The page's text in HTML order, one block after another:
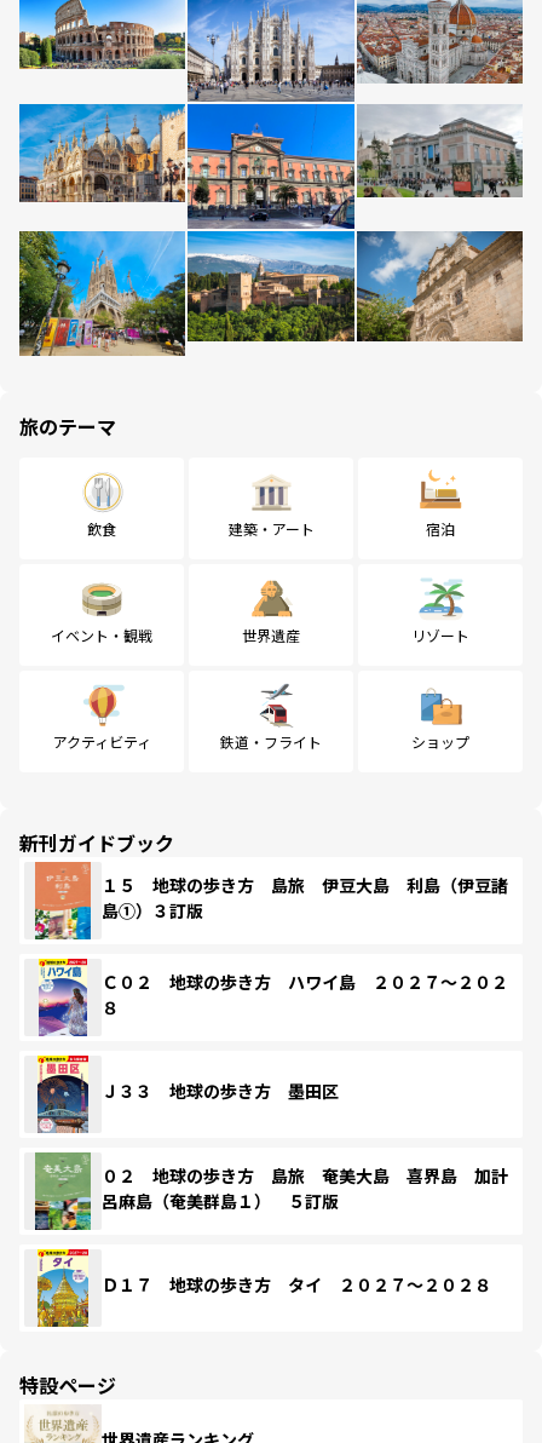
旅のテーマ
飲食 建築・アート 宿泊
イベント・観戦 世界遺産 リゾート
アクティビティ 鉄道・フライト ショップ
新刊ガイドブック
１５ 地球の歩き方 島旅 伊豆大島 利島（伊豆諸
島①）３訂版
Ｃ０２ 地球の歩き方 ハワイ島 ２０２７～２０２
８
Ｊ３３ 地球の歩き方 墨田区
０２ 地球の歩き方 島旅 奄美大島 喜界島 加計
呂麻島（奄美群島１） ５訂版
Ｄ１７ 地球の歩き方 タイ ２０２７～２０２８
特設ページ